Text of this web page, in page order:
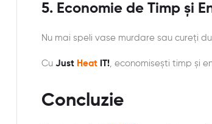
5. Economie de Timp și
Nu mai speli vase murdare sau cureți
Cu Just Heat IT!, economisești timp și
Concluzie